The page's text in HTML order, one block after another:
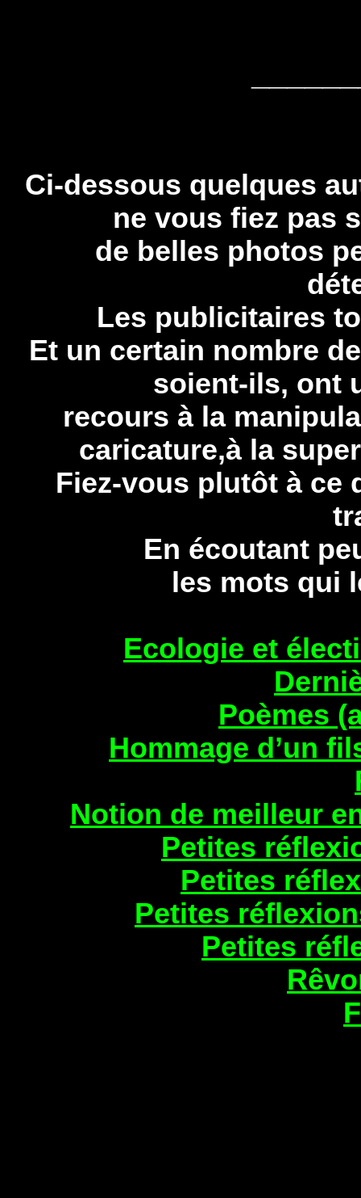
Ci-dessous quelques
ne vous fiez pas
de belles photos
Les publicitaires
Et un certain nombre
soient-ils, ont
recours à la
caricature,à la
Fiez-vous plutôt à ce
En écoutant
les mots qui
Ecologie et
Poèmes
Hommage d’un
Notion de meilleur
Petites
Petites
Petites
Petites